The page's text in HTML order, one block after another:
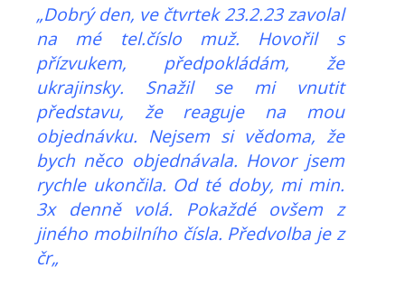
„Dobrý den, ve čtvrtek 23.2.23 zavolal
na mé tel.číslo muž. Hovořil s
přízvukem, předpokládám, že
ukrajinsky. Snažil se mi vnutit
představu, že reaguje na mou
objednávku. Nejsem si vědoma, že
bych něco objednávala. Hovor jsem
rychle ukončila. Od té doby, mi min.
3x denně volá. Pokaždé ovšem z
jiného mobilního čísla. Předvolba je z
čr„